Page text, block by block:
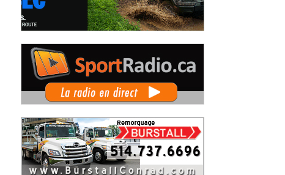
Deux événements phares à venir
pour le film Villeneuve : L'ascension
Jeudi 6 août 2026
Coupe Radical Canada au GP3R : 21
inscrits, dont 12 Québécois... et un
Jeudi 6 août 2026